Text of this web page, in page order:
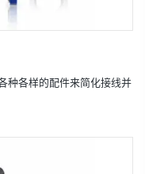
种各样的配件来简化接线并